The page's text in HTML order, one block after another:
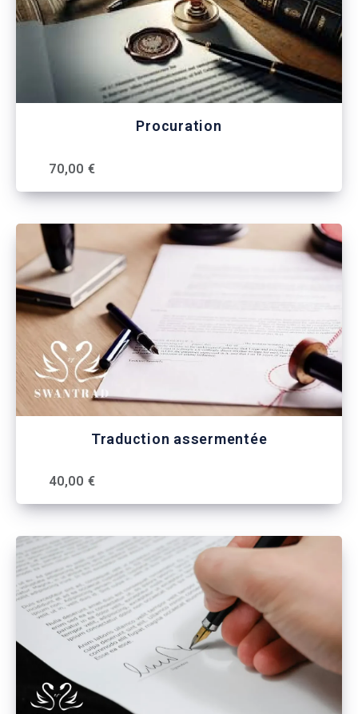
Procuration
70,00 €
Traduction assermentée
40,00 €